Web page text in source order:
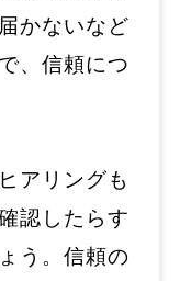
かないなど
、信頼につ
アリングも
認したらす
う。信頼の